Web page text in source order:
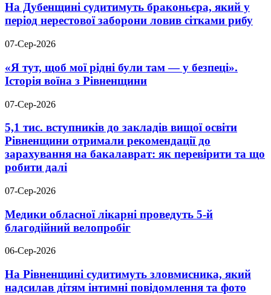
На Дубенщині судитимуть браконьєра, який у
період нерестової заборони ловив сітками рибу
07-Сер-2026
«Я тут, щоб мої рідні були там — у безпеці».
Історія воїна з Рівненщини
07-Сер-2026
5,1 тис. вступників до закладів вищої освіти
Рівненщини отримали рекомендації до
зарахування на бакалаврат: як перевірити та що
робити далі
07-Сер-2026
Медики обласної лікарні проведуть 5-й
благодійний велопробіг
06-Сер-2026
На Рівненщині судитимуть зловмисника, який
надсилав дітям інтимні повідомлення та фото